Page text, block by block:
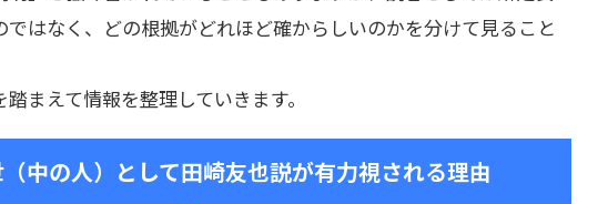
はなく、どの根拠がどれほど確からしいのかを分けて見ること
まえて情報を整理していきます。
中の人）として田崎友也説が有力視される理由